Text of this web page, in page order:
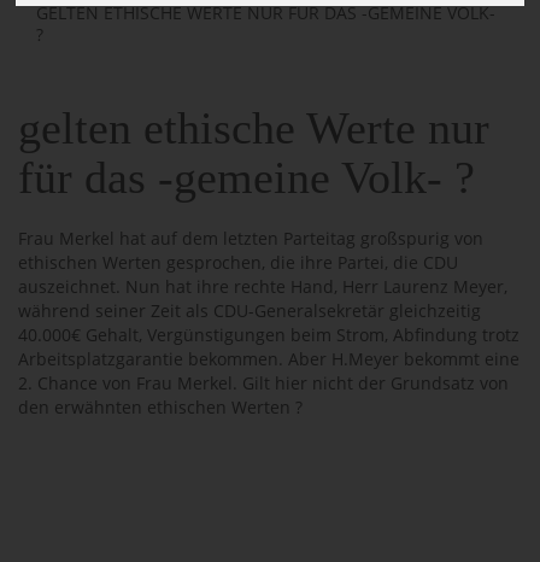
GELTEN ETHISCHE WERTE NUR FÜR DAS -GEMEINE VOLK-
?
gelten ethische Werte nur
für das -gemeine Volk- ?
Frau Merkel hat auf dem letzten Parteitag großspurig von
ethischen Werten gesprochen, die ihre Partei, die CDU
auszeichnet. Nun hat ihre rechte Hand, Herr Laurenz Meyer,
während seiner Zeit als CDU-Generalsekretär gleichzeitig
40.000€ Gehalt, Vergünstigungen beim Strom, Abfindung trotz
Arbeitsplatzgarantie bekommen. Aber H.Meyer bekommt eine
2. Chance von Frau Merkel. Gilt hier nicht der Grundsatz von
den erwähnten ethischen Werten ?